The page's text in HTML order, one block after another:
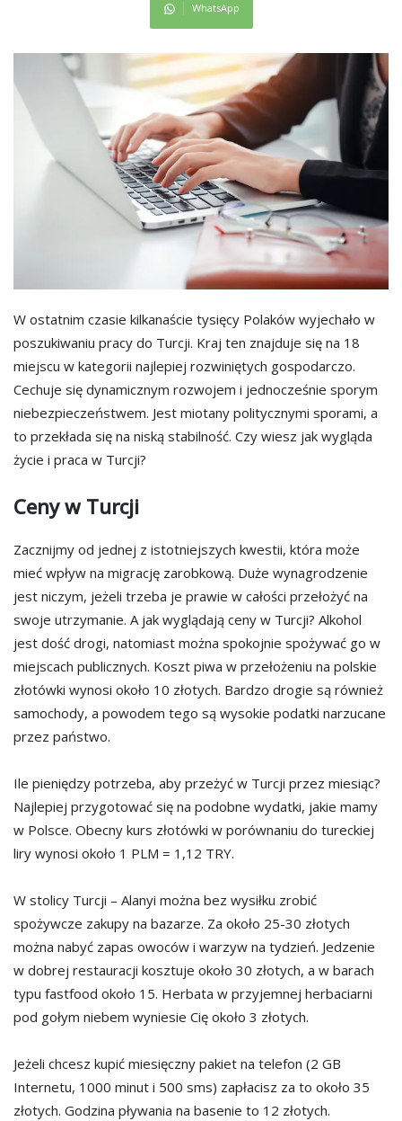
WhatsApp
W ostatnim czasie kilkanaście tysięcy Polaków wyjechało w
poszukiwaniu pracy do Turcji. Kraj ten znajduje się na 18
miejscu w kategorii najlepiej rozwiniętych gospodarczo.
Cechuje się dynamicznym rozwojem i jednocześnie sporym
niebezpieczeństwem. Jest miotany politycznymi sporami, a
to przekłada się na niską stabilność. Czy wiesz jak wygląda
życie i praca w Turcji?
Ceny w Turcji
Zacznijmy od jednej z istotniejszych kwestii, która może
mieć wpływ na migrację zarobkową. Duże wynagrodzenie
jest niczym, jeżeli trzeba je prawie w całości przełożyć na
swoje utrzymanie. A jak wyglądają ceny w Turcji? Alkohol
jest dość drogi, natomiast można spokojnie spożywać go w
miejscach publicznych. Koszt piwa w przełożeniu na polskie
złotówki wynosi około 10 złotych. Bardzo drogie są również
samochody, a powodem tego są wysokie podatki narzucane
przez państwo.
Ile pieniędzy potrzeba, aby przeżyć w Turcji przez miesiąc?
Najlepiej przygotować się na podobne wydatki, jakie mamy
w Polsce. Obecny kurs złotówki w porównaniu do tureckiej
liry wynosi około 1 PLM = 1,12 TRY.
W stolicy Turcji – Alanyi można bez wysiłku zrobić
spożywcze zakupy na bazarze. Za około 25-30 złotych
można nabyć zapas owoców i warzyw na tydzień. Jedzenie
w dobrej restauracji kosztuje około 30 złotych, a w barach
typu fastfood około 15. Herbata w przyjemnej herbaciarni
pod gołym niebem wyniesie Cię około 3 złotych.
Jeżeli chcesz kupić miesięczny pakiet na telefon (2 GB
Internetu, 1000 minut i 500 sms) zapłacisz za to około 35
złotych. Godzina pływania na basenie to 12 złotych.